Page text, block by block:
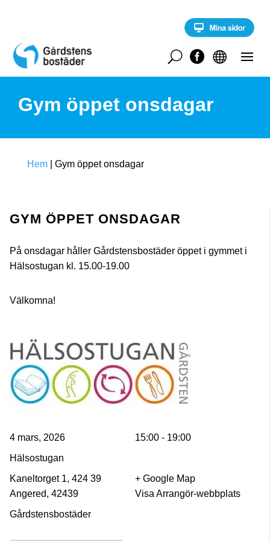
c
n


U
Gym öppet onsdagar
Hem Gym öppet onsdagar
GYM ÖPPET ONSDAGAR
På onsdagar håller Gårdstensbostäder öppet i gymmet i
Hälsostugan kl. 15.00-19.00
Välkomna!
4 mars, 2026
15:00 - 19:00
Hälsostugan
Kaneltorget 1, 424 39
Angered, 42439
+ Google Map
Gårdstensbostäder
Visa Arrangör-webbplats